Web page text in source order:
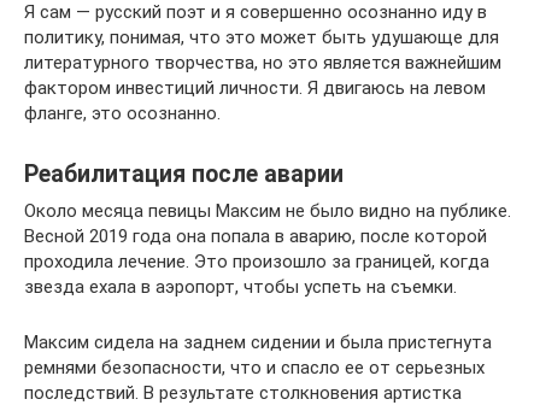
Я сам — русский поэт и я совершенно осознанно иду в
политику, понимая, что это может быть удушающе для
литературного творчества, но это является важнейшим
фактором инвестиций личности. Я двигаюсь на левом
фланге, это осознанно.
Реабилитация после аварии
Около месяца певицы Максим не было видно на публике.
Весной 2019 года она попала в аварию, после которой
проходила лечение. Это произошло за границей, когда
звезда ехала в аэропорт, чтобы успеть на съемки.
Максим сидела на заднем сидении и была пристегнута
ремнями безопасности, что и спасло ее от серьезных
последствий. В результате столкновения артистка